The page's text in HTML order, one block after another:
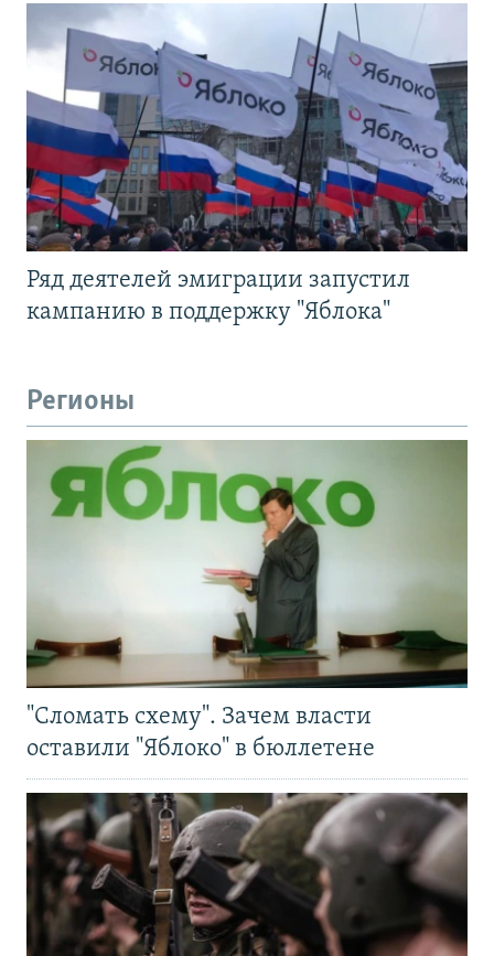
Ряд деятелей эмиграции запустил
кампанию в поддержку "Яблока"
Регионы
"Сломать схему". Зачем власти
оставили "Яблоко" в бюллетене